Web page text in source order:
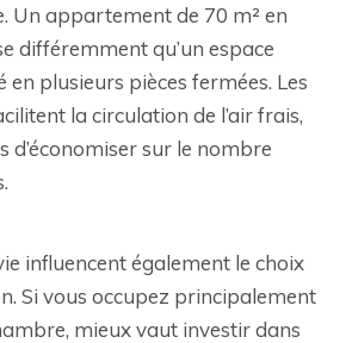
Un appartement de 70 m² en
différemment qu’un espace
en plusieurs pièces fermées. Les
la circulation de l’air frais,
sur le nombre
influencent également le choix
Si vous occupez principalement
mieux vaut investir dans